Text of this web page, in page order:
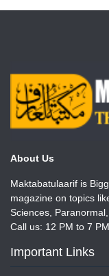
About Us
Maktabatulaarif is
magazine on topics
Sciences,
Call us: 12 PM to 7
Important Links